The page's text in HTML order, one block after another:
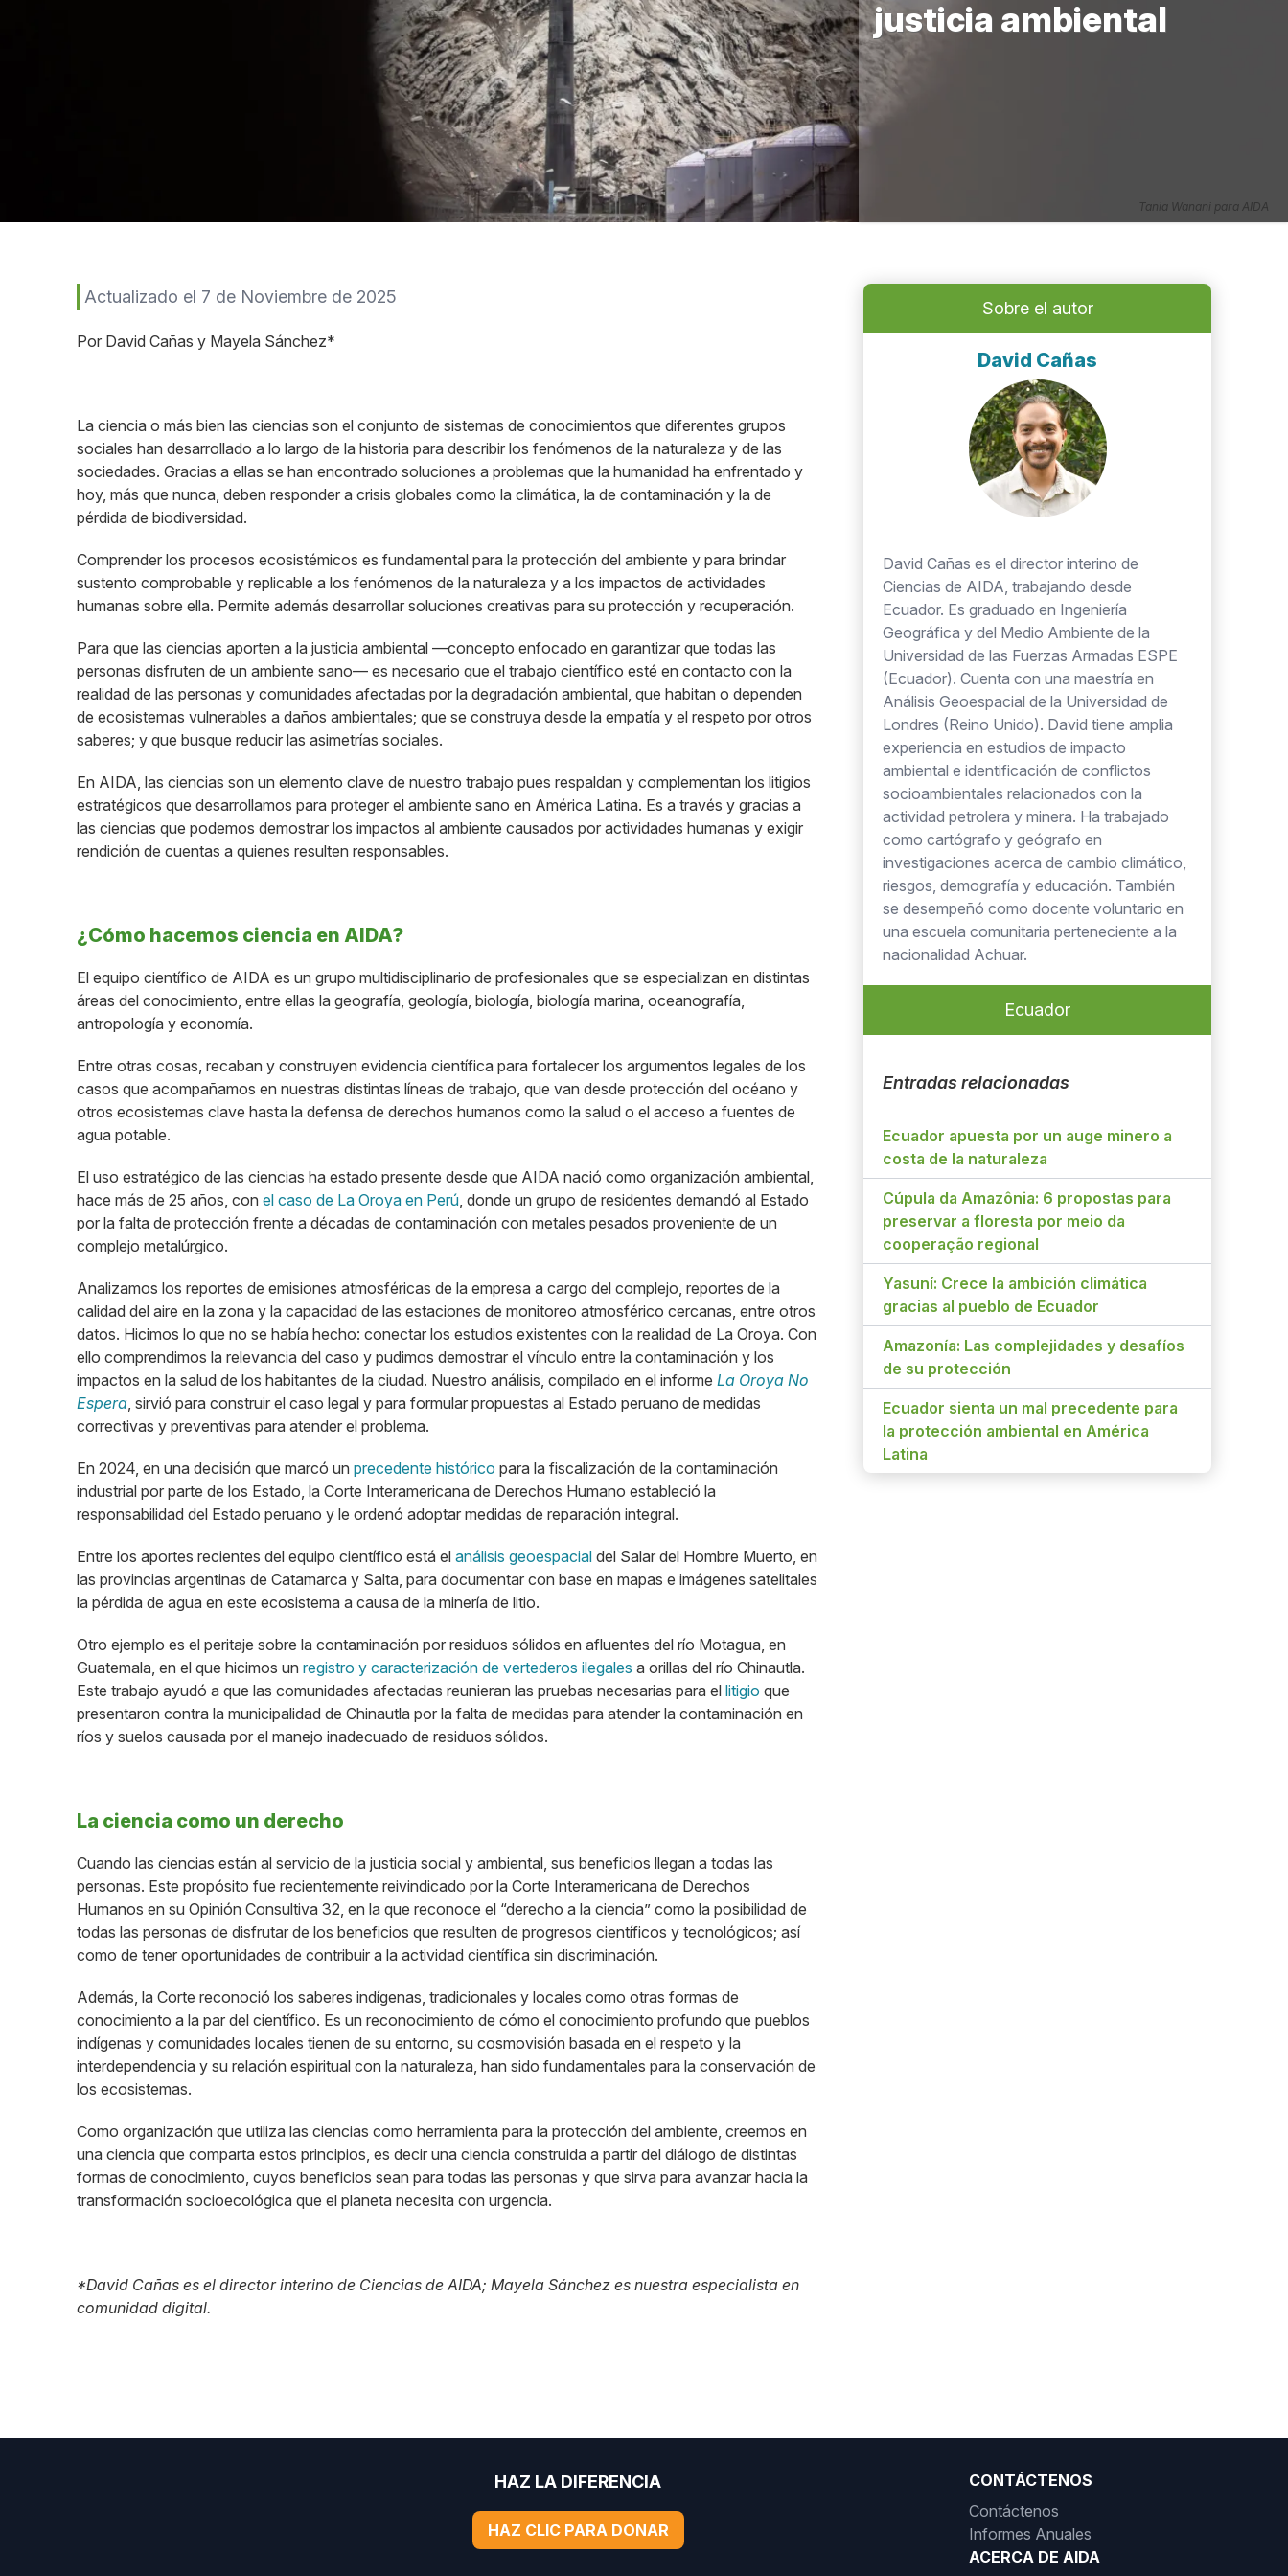
justicia ambiental
Tania Wanani para AIDA
Actualizado el 7 de Noviembre de 2025
Por David Cañas y Mayela Sánchez*
La ciencia o más bien las ciencias son el conjunto de sistemas de conocimientos que diferentes grupos
sociales han desarrollado a lo largo de la historia para describir los fenómenos de la naturaleza y de las
sociedades. Gracias a ellas se han encontrado soluciones a problemas que la humanidad ha enfrentado y
hoy, más que nunca, deben responder a crisis globales como la climática, la de contaminación y la de
pérdida de biodiversidad.
Comprender los procesos ecosistémicos es fundamental para la protección del ambiente y para brindar
sustento comprobable y replicable a los fenómenos de la naturaleza y a los impactos de actividades
humanas sobre ella. Permite además desarrollar soluciones creativas para su protección y recuperación.
Para que las ciencias aporten a la justicia ambiental —concepto enfocado en garantizar que todas las
personas disfruten de un ambiente sano— es necesario que el trabajo científico esté en contacto con la
realidad de las personas y comunidades afectadas por la degradación ambiental, que habitan o dependen
de ecosistemas vulnerables a daños ambientales; que se construya desde la empatía y el respeto por otros
saberes; y que busque reducir las asimetrías sociales.
En AIDA, las ciencias son un elemento clave de nuestro trabajo pues respaldan y complementan los litigios
estratégicos que desarrollamos para proteger el ambiente sano en América Latina. Es a través y gracias a
las ciencias que podemos demostrar los impactos al ambiente causados por actividades humanas y exigir
rendición de cuentas a quienes resulten responsables.
¿Cómo hacemos ciencia en AIDA?
El equipo científico de AIDA es un grupo multidisciplinario de profesionales que se especializan en distintas
áreas del conocimiento, entre ellas la geografía, geología, biología, biología marina, oceanografía,
antropología y economía.
Entre otras cosas, recaban y construyen evidencia científica para fortalecer los argumentos legales de los
casos que acompañamos en nuestras distintas líneas de trabajo, que van desde protección del océano y
otros ecosistemas clave hasta la defensa de derechos humanos como la salud o el acceso a fuentes de
agua potable.
El uso estratégico de las ciencias ha estado presente desde que AIDA nació como organización ambiental,
hace más de 25 años, con el caso de La Oroya en Perú, donde un grupo de residentes demandó al Estado
por la falta de protección frente a décadas de contaminación con metales pesados proveniente de un
complejo metalúrgico.
Analizamos los reportes de emisiones atmosféricas de la empresa a cargo del complejo, reportes de la
calidad del aire en la zona y la capacidad de las estaciones de monitoreo atmosférico cercanas, entre otros
datos. Hicimos lo que no se había hecho: conectar los estudios existentes con la realidad de La Oroya. Con
ello comprendimos la relevancia del caso y pudimos demostrar el vínculo entre la contaminación y los
impactos en la salud de los habitantes de la ciudad. Nuestro análisis, compilado en el informe La Oroya No
Espera, sirvió para construir el caso legal y para formular propuestas al Estado peruano de medidas
correctivas y preventivas para atender el problema.
En 2024, en una decisión que marcó un precedente histórico para la fiscalización de la contaminación
industrial por parte de los Estado, la Corte Interamericana de Derechos Humano estableció la
responsabilidad del Estado peruano y le ordenó adoptar medidas de reparación integral.
Entre los aportes recientes del equipo científico está el análisis geoespacial del Salar del Hombre Muerto, en
las provincias argentinas de Catamarca y Salta, para documentar con base en mapas e imágenes satelitales
la pérdida de agua en este ecosistema a causa de la minería de litio.
Otro ejemplo es el peritaje sobre la contaminación por residuos sólidos en afluentes del río Motagua, en
Guatemala, en el que hicimos un registro y caracterización de vertederos ilegales a orillas del río Chinautla.
Este trabajo ayudó a que las comunidades afectadas reunieran las pruebas necesarias para el litigio que
presentaron contra la municipalidad de Chinautla por la falta de medidas para atender la contaminación en
ríos y suelos causada por el manejo inadecuado de residuos sólidos.
La ciencia como un derecho
Cuando las ciencias están al servicio de la justicia social y ambiental, sus beneficios llegan a todas las
personas. Este propósito fue recientemente reivindicado por la Corte Interamericana de Derechos
Humanos en su Opinión Consultiva 32, en la que reconoce el “derecho a la ciencia” como la posibilidad de
todas las personas de disfrutar de los beneficios que resulten de progresos científicos y tecnológicos; así
como de tener oportunidades de contribuir a la actividad científica sin discriminación.
Además, la Corte reconoció los saberes indígenas, tradicionales y locales como otras formas de
conocimiento a la par del científico. Es un reconocimiento de cómo el conocimiento profundo que pueblos
indígenas y comunidades locales tienen de su entorno, su cosmovisión basada en el respeto y la
interdependencia y su relación espiritual con la naturaleza, han sido fundamentales para la conservación de
los ecosistemas.
Como organización que utiliza las ciencias como herramienta para la protección del ambiente, creemos en
una ciencia que comparta estos principios, es decir una ciencia construida a partir del diálogo de distintas
formas de conocimiento, cuyos beneficios sean para todas las personas y que sirva para avanzar hacia la
transformación socioecológica que el planeta necesita con urgencia.
*David Cañas es el director interino de Ciencias de AIDA; Mayela Sánchez es nuestra especialista en
comunidad digital.
Sobre el autor
David Cañas
David Cañas es el director interino de
Ciencias de AIDA, trabajando desde
Ecuador. Es graduado en Ingeniería
Geográfica y del Medio Ambiente de la
Universidad de las Fuerzas Armadas ESPE
(Ecuador). Cuenta con una maestría en
Análisis Geoespacial de la Universidad de
Londres (Reino Unido). David tiene amplia
experiencia en estudios de impacto
ambiental e identificación de conflictos
socioambientales relacionados con la
actividad petrolera y minera. Ha trabajado
como cartógrafo y geógrafo en
investigaciones acerca de cambio climático,
riesgos, demografía y educación. También
se desempeñó como docente voluntario en
una escuela comunitaria perteneciente a la
nacionalidad Achuar.
Ecuador
Entradas relacionadas
Ecuador apuesta por un auge minero a
costa de la naturaleza
Cúpula da Amazônia: 6 propostas para
preservar a floresta por meio da
cooperação regional
Yasuní: Crece la ambición climática
gracias al pueblo de Ecuador
Amazonía: Las complejidades y desafíos
de su protección
Ecuador sienta un mal precedente para
la protección ambiental en América
Latina
HAZ LA DIFERENCIA
HAZ CLIC PARA DONAR
CONTÁCTENOS
Contáctenos
Informes Anuales
ACERCA DE AIDA